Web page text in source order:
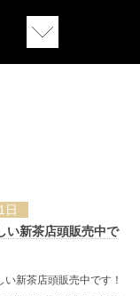
日
い新茶店頭販売中で
い新茶店頭販売中です！